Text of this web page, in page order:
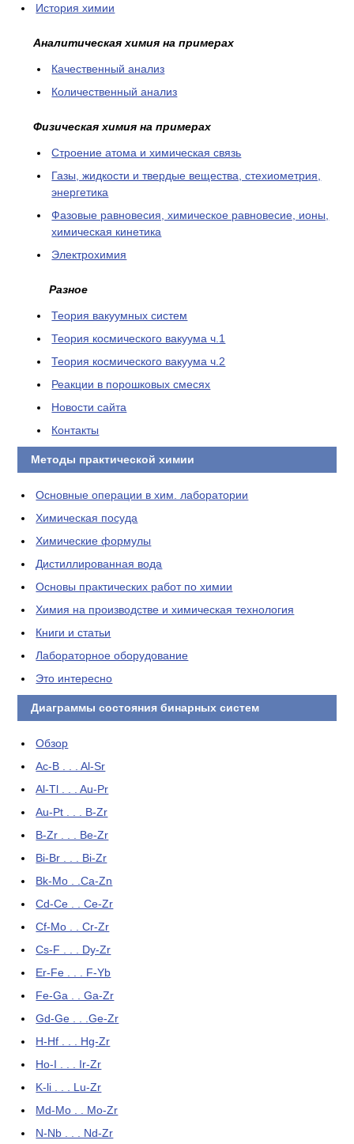
История химии
Аналитическая химия на примерах
Качественный анализ
Количественный анализ
Физическая химия на примерах
Cтроение атома и химическая связь
Газы, жидкости и твердые вещества, стехиометрия,
энергетика
Фазовые равновесия, химическое равновесие, ионы,
химическая кинетика
Электрохимия
Разное
Теория вакуумных систем
Теория космического вакуума ч.1
Теория космического вакуума ч.2
Реакции в порошковых смесях
Новости сайта
Контакты
Методы практической химии
Основные операции в хим. лаборатории
Химическая посуда
Химические формулы
Дистиллированная вода
Основы практических работ по химии
Химия на производстве и химическая технология
Книги и статьи
Лабораторное оборудование
Это интересно
Диаграммы состояния бинарных систем
Обзор
Ac-B . . . Al-Sr
Al-Tl . . . Au-Pr
Au-Pt . . . B-Zr
B-Zr . . . Be-Zr
Bi-Br . . . Bi-Zr
Bk-Mo . .Ca-Zn
Cd-Ce . . Ce-Zr
Cf-Mo . . Cr-Zr
Cs-F . . . Dy-Zr
Er-Fe . . . F-Yb
Fe-Ga . . Ga-Zr
Gd-Ge . . .Ge-Zr
H-Hf . . . Hg-Zr
Ho-I . . . Ir-Zr
K-li . . . Lu-Zr
Md-Mo . . Mo-Zr
N-Nb . . . Nd-Zr